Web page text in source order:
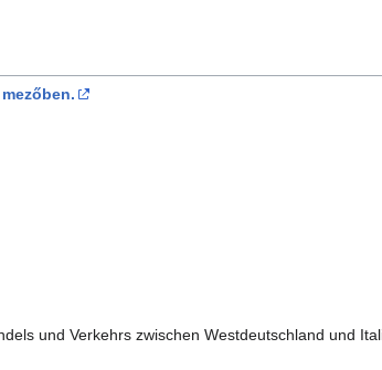
und Verkehrs zwischen Westdeutschland und